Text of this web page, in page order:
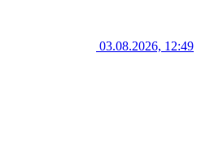
03.08.2026, 12:49